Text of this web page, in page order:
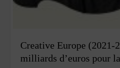
Creative Europe (2021-
milliards d’euros pour